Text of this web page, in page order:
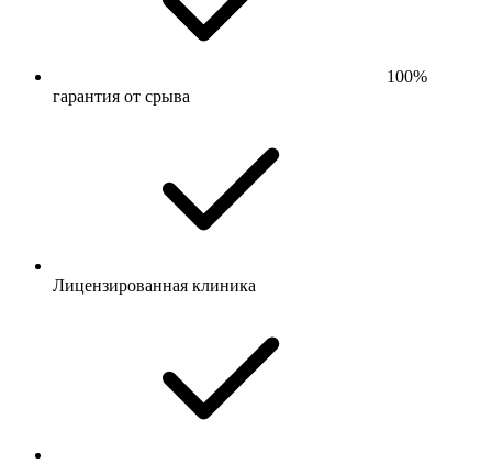
100%
гарантия от срыва
Лицензированная клиника